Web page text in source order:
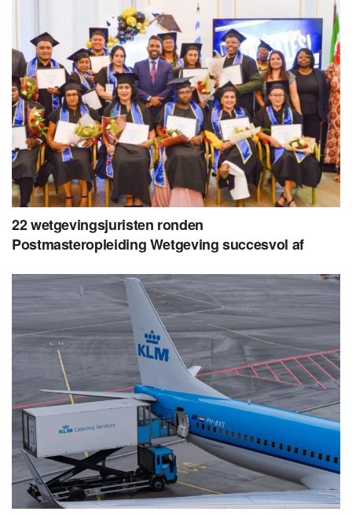
22 wetgevingsjuristen ronden
Postmasteropleiding Wetgeving succesvol af